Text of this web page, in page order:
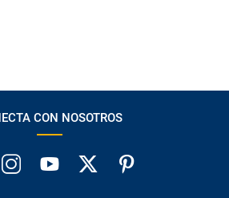
CON NOSOTROS